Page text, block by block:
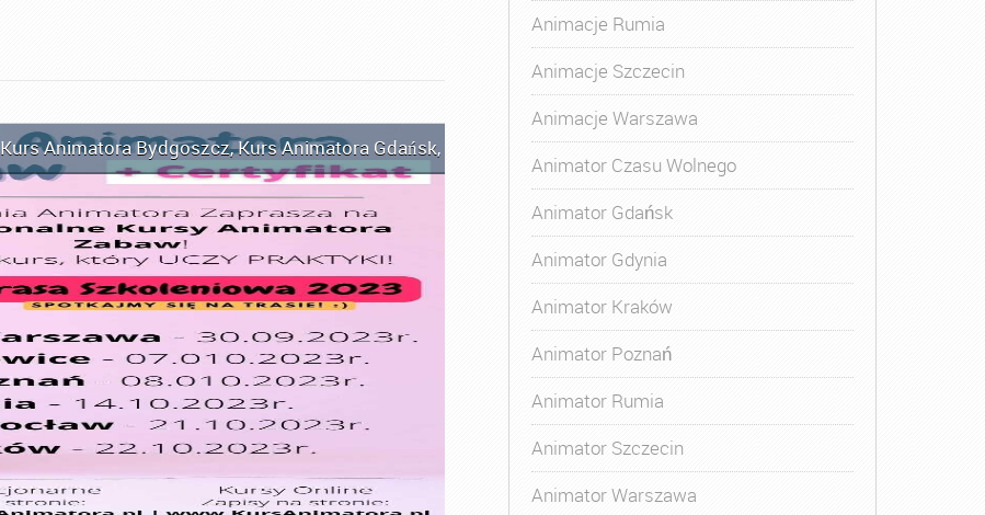
Kurs Animatora Bydgoszcz,Kurs Animatora Gdańsk, Kurs Animatora Gdynia,Kurs Animatora Katowice
Animacje Rumia
Animacje Szczecin
Animacje Warszawa
Animator Czasu Wolnego
Animator Gdańsk
Animator Gdynia
Animator Kraków
Animator Poznań
Animator Rumia
Animator Szczecin
Animator Warszawa